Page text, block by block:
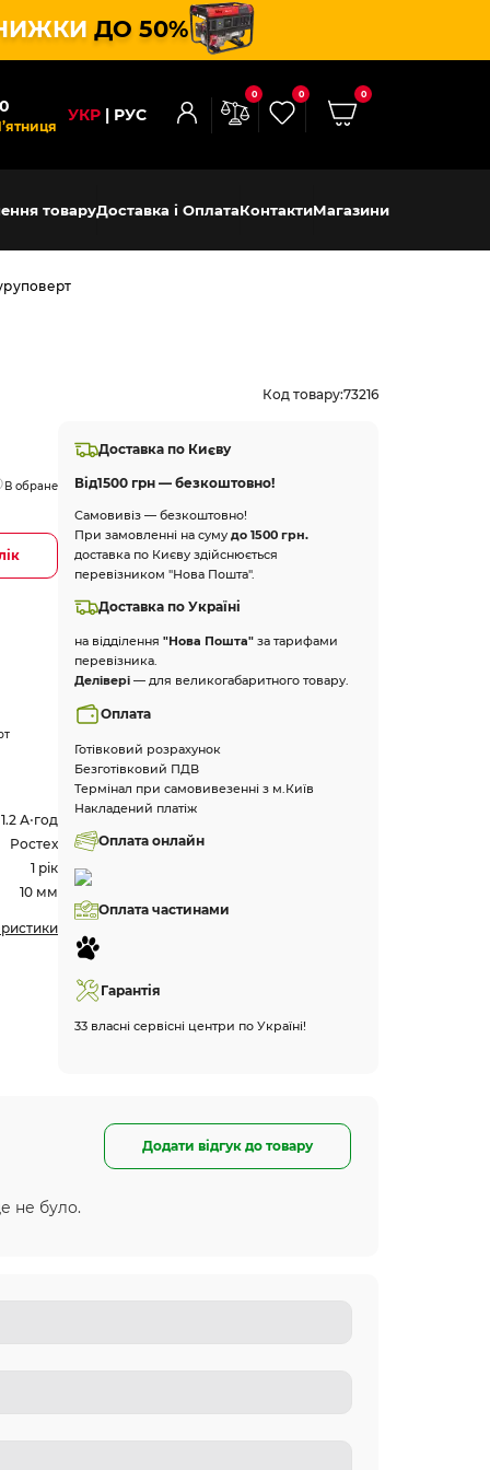
ДО 50%
УКР РУС
0 0 0
товаруДоставка і ОплатаКонтактиМагазини
Код товару:73216
В обране
1.2 А⋅год
Ростех
1 рік
10 мм
Доставка по Києву
Від1500 грн — безкоштовно!
Самовивіз — безкоштовно!
При замовленні на сумудо 1500 грн.
доставка по Києву здійснюється
перевізником "Нова Пошта".
Доставка по Україні
на відділення"Нова Пошта"за тарифами
перевізника.
Делівері — для великогабаритного товару.
Оплата
Готівковий розрахунок
Безготівковий ПДВ
Термінал при самовивезенні з м.Київ
Накладений платіж
Оплата онлайн
Оплата частинами
Гарантія
33 власні сервісні центри по Україні!
Додати відгук до товару
не було.